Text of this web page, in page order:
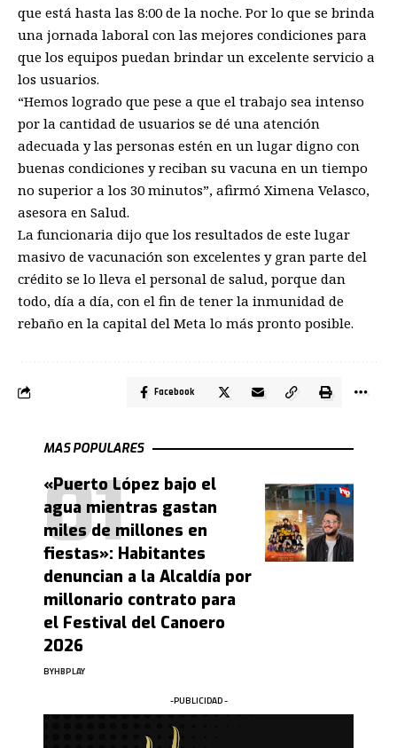
que está hasta las 8:00 de la noche. Por lo que se brinda
una jornada laboral con las mejores condiciones para
que los equipos puedan brindar un excelente servicio a
los usuarios.
“Hemos logrado que pese a que el trabajo sea intenso
por la cantidad de usuarios se dé una atención
adecuada y las personas estén en un lugar digno con
buenas condiciones y reciban su vacuna en un tiempo
no superior a los 30 minutos”, afirmó Ximena Velasco,
asesora en Salud.
La funcionaria dijo que los resultados de este lugar
masivo de vacunación son excelentes y gran parte del
crédito se lo lleva el personal de salud, porque dan
todo, día a día, con el fin de tener la inmunidad de
rebaño en la capital del Meta lo más pronto posible.
Facebook
MAS POPULARES
«Puerto López bajo el
agua mientras gastan
miles de millones en
fiestas»: Habitantes
denuncian a la Alcaldía por
millonario contrato para
el Festival del Canoero
2026
BYHBPLAY
-PUBLICIDAD -